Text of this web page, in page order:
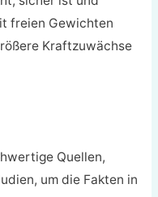
freien Gewichten
Kraftzuwächse
Quellen,
um die Fakten in